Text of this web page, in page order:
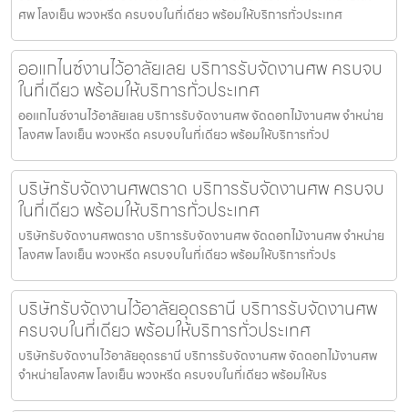
ศพ โลงเย็น พวงหรีด ครบจบในที่เดียว พร้อมให้บริการทั่วประเทศ
ออแกไนซ์งานไว้อาลัยเลย บริการรับจัดงานศพ ครบจบ
ในที่เดียว พร้อมให้บริการทั่วประเทศ
ออแกไนซ์งานไว้อาลัยเลย บริการรับจัดงานศพ จัดดอกไม้งานศพ จำหน่าย
โลงศพ โลงเย็น พวงหรีด ครบจบในที่เดียว พร้อมให้บริการทั่วป
บริษัทรับจัดงานศพตราด บริการรับจัดงานศพ ครบจบ
ในที่เดียว พร้อมให้บริการทั่วประเทศ
บริษัทรับจัดงานศพตราด บริการรับจัดงานศพ จัดดอกไม้งานศพ จำหน่าย
โลงศพ โลงเย็น พวงหรีด ครบจบในที่เดียว พร้อมให้บริการทั่วปร
บริษัทรับจัดงานไว้อาลัยอุดรธานี บริการรับจัดงานศพ
ครบจบในที่เดียว พร้อมให้บริการทั่วประเทศ
บริษัทรับจัดงานไว้อาลัยอุดรธานี บริการรับจัดงานศพ จัดดอกไม้งานศพ
จำหน่ายโลงศพ โลงเย็น พวงหรีด ครบจบในที่เดียว พร้อมให้บร